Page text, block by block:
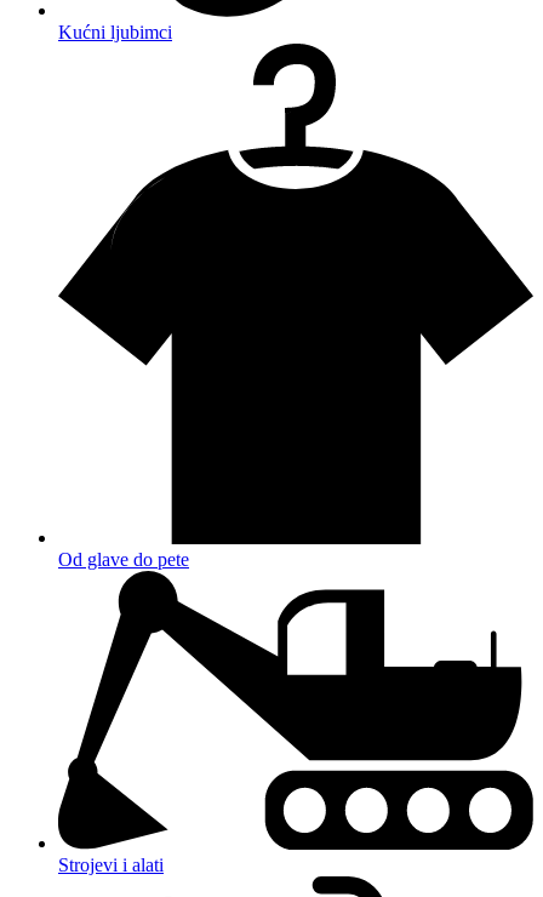
Kućni ljubimci
Od glave do pete
Strojevi i alati